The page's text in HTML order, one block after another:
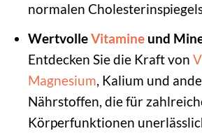
normalen
WertvolleVitamineund
Entdecken Sie die Kraft von
Magnesium, Kalium und
Nährstoffen, die für
Körperfunktionen